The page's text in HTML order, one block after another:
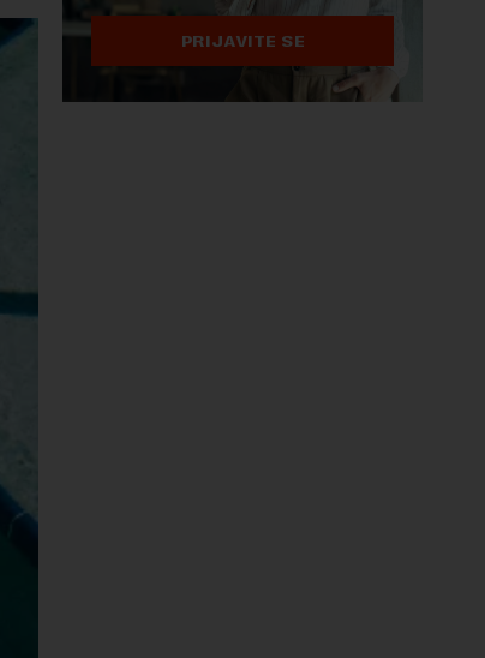
PRIJAVITE SE